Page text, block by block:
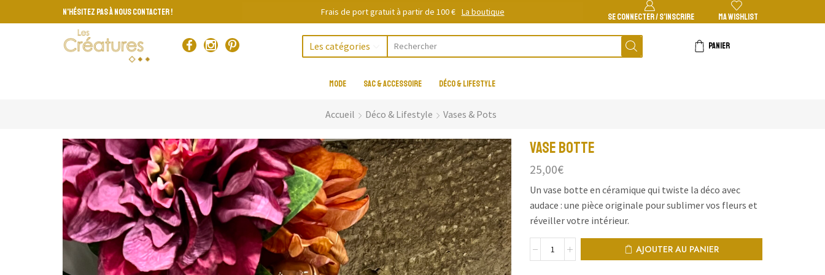
N'HÉSITEZ PAS À NOUS CONTACTER !
port gratuit à partir de 100 € La boutique Frais de port gratuit à partir de 100 € La boutique Frais de port gratuit à partir de 100 €
SE CONNECTER / S'INSCRIRE MA WISHLIST
Les catégories PANIER
MODE SAC & ACCESSOIRE DÉCO & LIFESTYLE
Accueil Déco & Lifestyle Vases & Pots
Vase botte
25,00€
Un vase botte en céramique qui twiste la déco avec
audace : une pièce originale pour sublimer vos fleurs et
réveiller votre intérieur.
AJOUTER AU PANIER